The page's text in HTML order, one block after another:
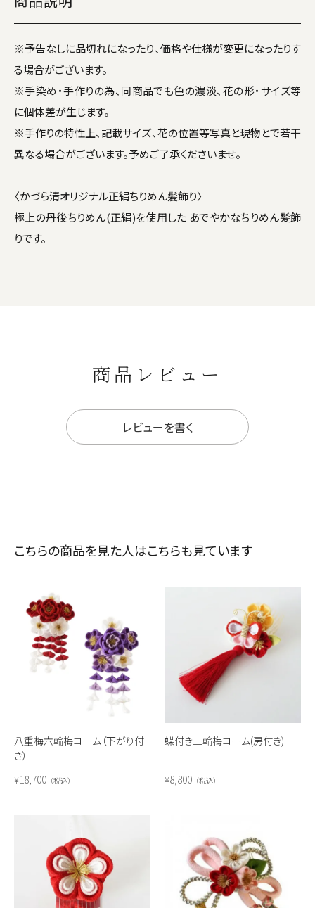
※予告なしに品切れになったり、価格や仕様が変更になったりす
る場合がございます。
※手染め・手作りの為、同商品でも色の濃淡、花の形・サイズ等
に個体差が生じます。
※手作りの特性上、記載サイズ、花の位置等写真と現物とで若干
異なる場合がございます。予めご了承くださいませ。
〈かづら清オリジナル正絹ちりめん髪飾り〉
極上の丹後ちりめん(正絹)を使用した あでやかなちりめん髪飾
りです。
商品レビュー
レビューを書く
こちらの商品を見た人はこちらも見ています
八重梅六輪梅コーム（下がり付
き）
¥18,700 税込
蝶付き三輪梅コーム(房付き)
¥8,800 税込